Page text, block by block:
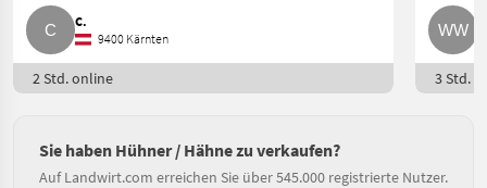
C.
9400 Kärnten
2 Std. online 3 Std.
Sie haben Hühner / Hähne zu verkaufen?
Auf Landwirt.com erreichen Sie über 545.000 registrierte Nutzer.